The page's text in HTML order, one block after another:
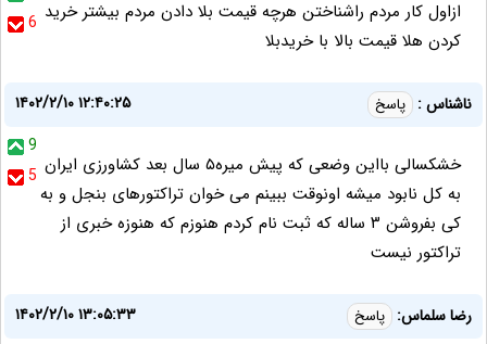
6 ازاول کار مردم راشناختن هرچه قیمت بلا دادن مردم بیشتر خرید
کردن هلا قیمت بالا با خریدبلا
ناشناس : پاسخ
۱۴۰۲/۲/۱۰ ۱۲:۴۰:۲۵
9
5 خشکسالی بااین وضعی که پیش میره۵ سال بعد کشاورزی ایران
به کل نابود میشه اونوقت ببینم می خوان تراکتورهای بنجل و به
کی بفروشن ۳ ساله که ثبت نام کردم هنوزم که هنوزه خبری از
تراکتور نیست
رضا سلماس: پاسخ
۱۴۰۲/۲/۱۰ ۱۳:۰۵:۳۳